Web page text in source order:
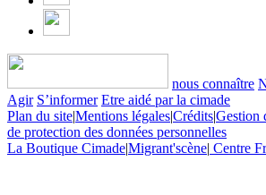
nous connaître
Agir S’informer Etre aidé par la cimade
Plan du siteMentions légalesCréditsGestion
de protection des données personnelles
La Boutique CimadeMigrant'scène Centre